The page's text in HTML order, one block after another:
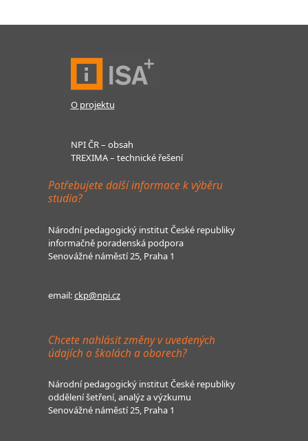
O projektu
NPI ČR – obsah
TREXIMA – technické řešení
Potřebujete další informace k výběru
studia?
Národní pedagogický institut České republiky
informačně poradenská podpora
Senovážné náměstí 25, Praha 1
email:ckp@npi.cz
Chcete nahlásit změny v uvedených
údajích o školách a oborech?
Národní pedagogický institut České republiky
oddělení šetření, analýz a výzkumu
Senovážné náměstí 25, Praha 1